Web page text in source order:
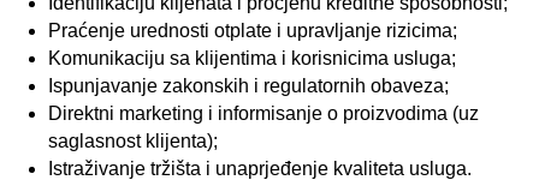
Praćenje urednosti otplate i upravljanje rizicima;
Komunikaciju sa klijentima i korisnicima usluga;
Ispunjavanje zakonskih i regulatornih obaveza;
Direktni marketing i informisanje o proizvodima (uz
saglasnost klijenta);
Istraživanje tržišta i unaprjeđenje kvaliteta usluga.